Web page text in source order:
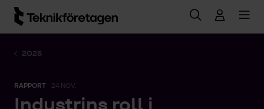
Hoppa till huvudinnehåll
2025
RAPPORT 24 NOV.
Industrins roll i